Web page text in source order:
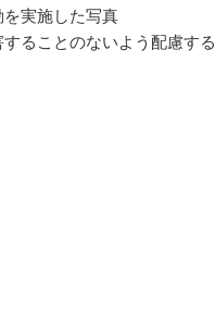
実施した写真
ることのないよう配慮する